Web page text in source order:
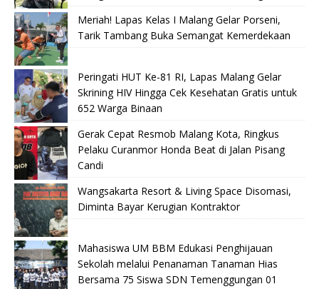
Meriah! Lapas Kelas I Malang Gelar Porseni,
Tarik Tambang Buka Semangat Kemerdekaan
Peringati HUT Ke-81 RI, Lapas Malang Gelar
Skrining HIV Hingga Cek Kesehatan Gratis untuk
652 Warga Binaan
Gerak Cepat Resmob Malang Kota, Ringkus
Pelaku Curanmor Honda Beat di Jalan Pisang
Candi
Wangsakarta Resort & Living Space Disomasi,
Diminta Bayar Kerugian Kontraktor
Mahasiswa UM BBM Edukasi Penghijauan
Sekolah melalui Penanaman Tanaman Hias
Bersama 75 Siswa SDN Temenggungan 01